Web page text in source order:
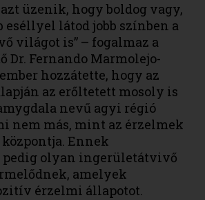
üzenik, hogy boldog vagy,
eséllyel látod jobb színben a
világot is” – fogalmaz a
Dr. Fernando Marmolejo-
hozzátette, hogy az
az erőltetett mosoly is
nevű agyi régió
nem más, mint az érzelmek
Ennek
pedig olyan ingerületátvivő
amelyek
érzelmi állapotot.